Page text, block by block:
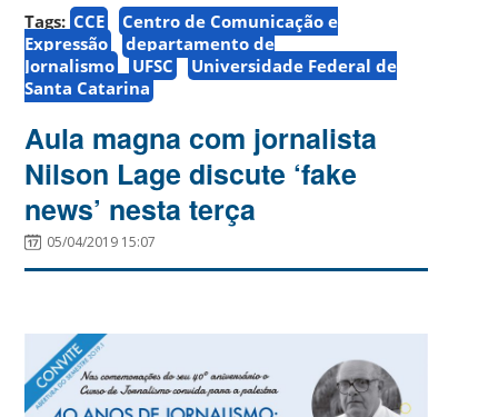
Tags: CCE
Centro de Comunicação e
Expressão
departamento de
Jornalismo
UFSC
Universidade Federal de
Santa Catarina
Aula magna com jornalista
Nilson Lage discute ‘fake
news’ nesta terça
05/04/2019 15:07